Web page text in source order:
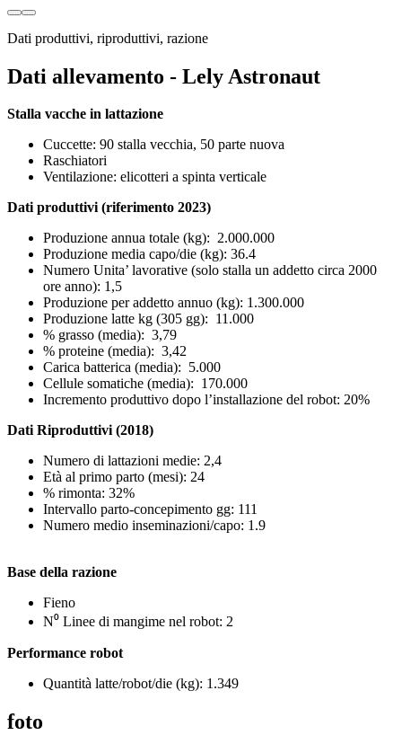
Dati produttivi, riproduttivi, razione
Dati allevamento - Lely Astronaut
Stalla vacche in lattazione
Cuccette: 90 stalla vecchia, 50 parte nuova
Raschiatori
Ventilazione: elicotteri a spinta verticale
Dati produttivi (riferimento 2023)
Produzione annua totale (kg): 2.000.000
Produzione media capo/die (kg): 36.4
Numero Unita’ lavorative (solo stalla un addetto circa 2000
ore anno): 1,5
Produzione per addetto annuo (kg): 1.300.000
Produzione latte kg (305 gg): 11.000
% grasso (media): 3,79
% proteine (media): 3,42
Carica batterica (media): 5.000
Cellule somatiche (media): 170.000
Incremento produttivo dopo l’installazione del robot: 20%
Dati Riproduttivi (2018)
Numero di lattazioni medie: 2,4
Età al primo parto (mesi): 24
% rimonta: 32%
Intervallo parto-concepimento gg: 111
Numero medio inseminazioni/capo: 1.9
Base della razione
Fieno
N⁰ Linee di mangime nel robot: 2
Performance robot
Quantità latte/robot/die (kg): 1.349
foto